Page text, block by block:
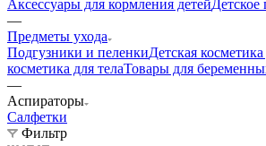
Аксессуары для кормления детейДетское
—
Предметы ухода
Подгузники и пеленкиДетская
косметика для телаТовары для
—
Аспираторы
Салфетки
Фильтр